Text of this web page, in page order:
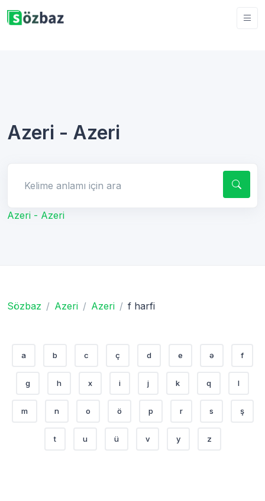
Azeri - Azeri
Azeri - Azeri
Sözbaz Azeri Azeri f harfi
a b c ç d e ə f
g h x i j k q l
m n o ö p r s ş
t u ü v y z